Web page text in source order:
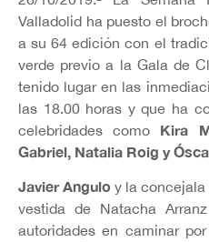
Valladolid ha puesto el
a su 64 edición con el
verde previo a la Gala de
tenido lugar en las
las 18.00 horas y que ha
celebridades como Kira
Gabriel, Natalia Roig y
Javier Angulo y la concejala
vestida de Natacha
autoridades en caminar